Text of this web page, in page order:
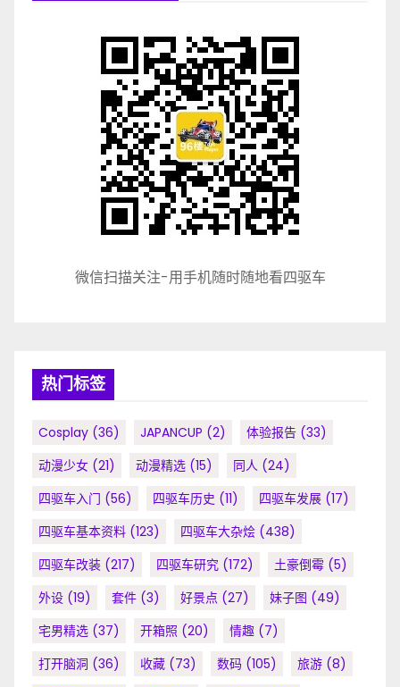
微信扫描关注-用手机随时随地看四驱车
热门标签
Cosplay (36) JAPANCUP (2) 体验报告 (33)
动漫少女 (21) 动漫精选 (15) 同人 (24)
四驱车入门 (56) 四驱车历史 (11) 四驱车发展 (17)
四驱车基本资料 (123) 四驱车大杂烩 (438)
四驱车改装 (217) 四驱车研究 (172) 土豪倒霉 (5)
外设 (19) 套件 (3) 好景点 (27) 妹子图 (49)
宅男精选 (37) 开箱照 (20) 情趣 (7)
打开脑洞 (36) 收藏 (73) 数码 (105) 旅游 (8)